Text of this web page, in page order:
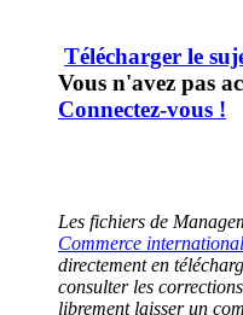
Télécharger le
Vous n'avez pas
Connectez-vous !
Les fichiers de
Commerce
directement en
consulter les
librement laisser un